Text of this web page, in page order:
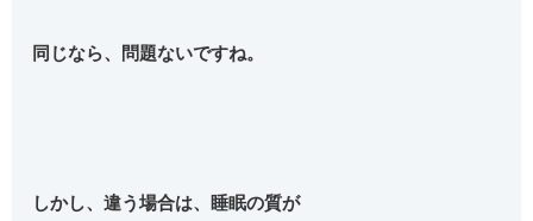
同じなら、問題ないですね。
しかし、違う場合は、睡眠の質が